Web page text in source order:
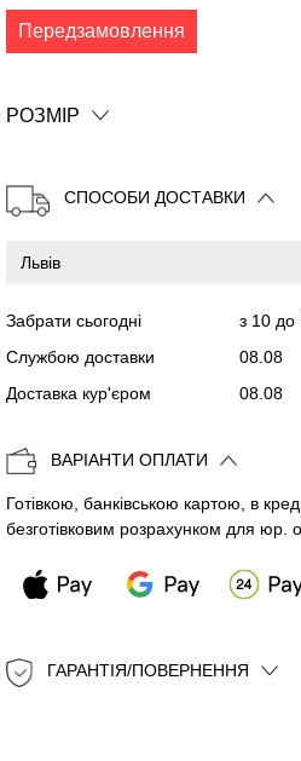
✕
Копіювати
Передзамовлення
РОЗМІР
СПОСОБИ ДОСТАВКИ
Забрати сьогодні
з 10 до
Службою доставки
08.08
Доставка кур'єром
08.08
ВАРІАНТИ ОПЛАТИ
Готівкою, банківською картою, в
безготівковим розрахунком для юр.
ГАРАНТІЯ/ПОВЕРНЕННЯ